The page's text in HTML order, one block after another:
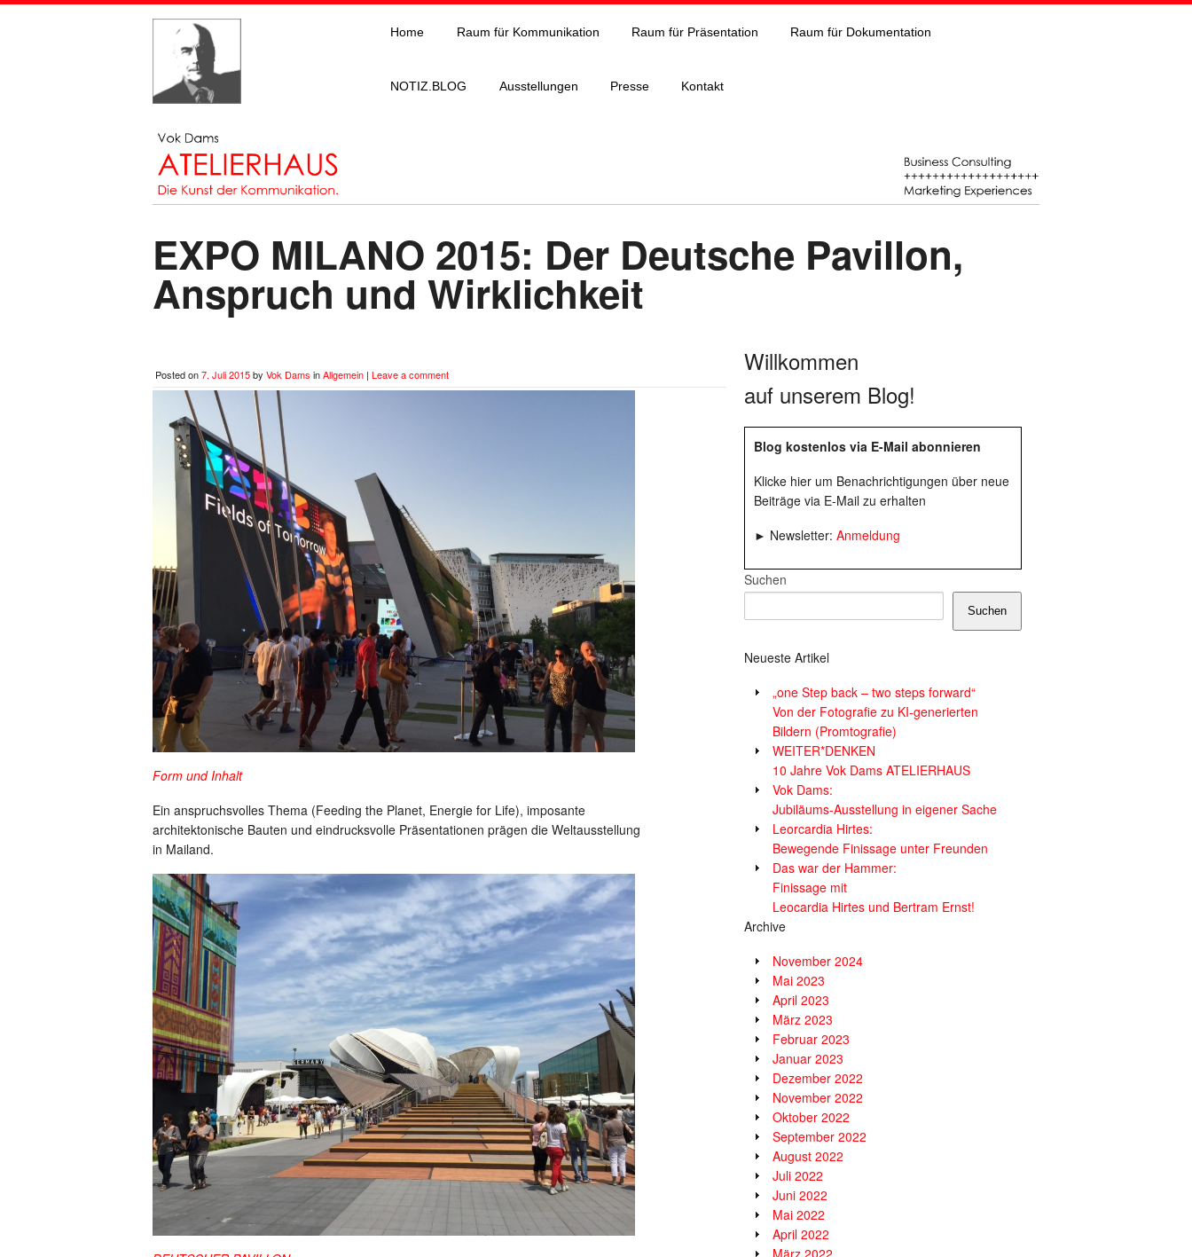
Home Raum für Kommunikation Raum für Präsentation Raum für Dokumentation
NOTIZ.BLOG Ausstellungen Presse Kontakt
EXPO MILANO 2015: Der Deutsche Pavillon,
Anspruch und Wirklichkeit
Posted on7. Juli 2015by Vok Dams inAllgemein | Leave a comment
Form und Inhalt
Ein anspruchsvolles Thema (Feeding the Planet, Energie for Life), imposante
architektonische Bauten und eindrucksvolle Präsentationen prägen die Weltausstellung
in Mailand.
Willkommen
auf unserem Blog!
Blog kostenlos via E-Mail abonnieren
Klicke hier um Benachrichtigungen über neue
Beiträge via E-Mail zu erhalten
► Newsletter: Anmeldung
Suchen
Suchen
Neueste Artikel
„one Step back – two steps forward“
Von der Fotografie zu KI-generierten
Bildern (Promtografie)
WEITER*DENKEN
10 Jahre Vok Dams ATELIERHAUS
Vok Dams:
Jubiläums-Ausstellung in eigener Sache
Leorcardia Hirtes:
Bewegende Finissage unter Freunden
Das war der Hammer:
Finissage mit
Leocardia Hirtes und Bertram Ernst!
Archive
November 2024
Mai 2023
April 2023
März 2023
Februar 2023
Januar 2023
Dezember 2022
November 2022
Oktober 2022
September 2022
August 2022
Juli 2022
Juni 2022
Mai 2022
April 2022